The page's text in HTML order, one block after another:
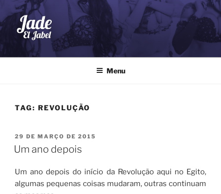
Pular
para
o
conteúdo
JADE EL JABEL
Dança do Ventre
Menu
TAG: REVOLUÇÃO
PUBLICADO
EM
29 DE MARÇO DE 2015
Um ano depois
Um ano depois do início da Revolução aqui no Egito,
algumas pequenas coisas mudaram, outras continuam